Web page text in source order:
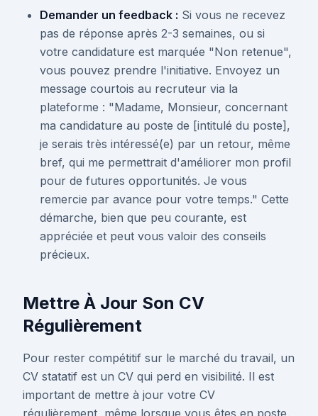
Demander un feedback : Si vous ne recevez
pas de réponse après 2-3 semaines, ou si
votre candidature est marquée "Non retenue",
vous pouvez prendre l'initiative. Envoyez un
message courtois au recruteur via la
plateforme : "Madame, Monsieur, concernant
ma candidature au poste de [intitulé du poste],
je serais très intéressé(e) par un retour, même
bref, qui me permettrait d'améliorer mon profil
pour de futures opportunités. Je vous
remercie par avance pour votre temps." Cette
démarche, bien que peu courante, est
appréciée et peut vous valoir des conseils
précieux.
Mettre À Jour Son CV
Régulièrement
Pour rester compétitif sur le marché du travail, un
CV statatif est un CV qui perd en visibilité. Il est
important de mettre à jour votre CV
régulièrement, même lorsque vous êtes en poste.